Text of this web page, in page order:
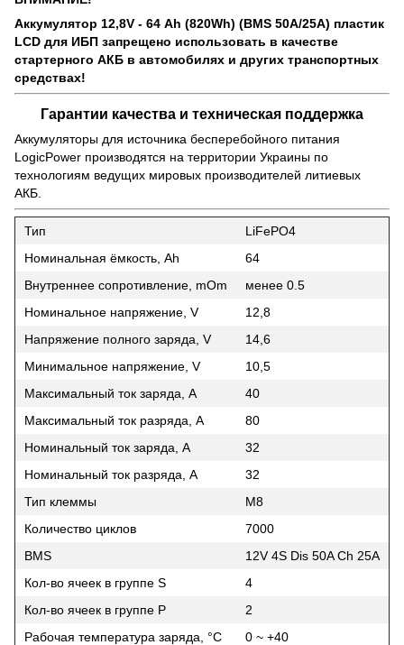
Аккумулятор 12,8V - 64 Ah (820Wh) (BMS 50A/25А) пластик
LCD для ИБП запрещено использовать в качестве
стартерного АКБ в автомобилях и других транспортных
средствах!
Гарантии качества и техническая поддержка
Аккумуляторы для источника бесперебойного питания
LogicPower производятся на территории Украины по
технологиям ведущих мировых производителей литиевых
АКБ.
Тип
LiFePO4
Номинальная ёмкость, Ah
64
Внутреннее сопротивление, mOm
менее 0.5
Номинальное напряжение, V
12,8
Напряжение полного заряда, V
14,6
Минимальное напряжение, V
10,5
Максимальный ток заряда, A
40
Максимальный ток разряда, A
80
Номинальный ток заряда, A
32
Номинальный ток разряда, A
32
Тип клеммы
М8
Количество циклов
7000
BMS
12V 4S Dis 50A Ch 25А
Кол-во ячеек в группе S
4
Кол-во ячеек в группе P
2
Рабочая температура заряда, °C
0 ~ +40